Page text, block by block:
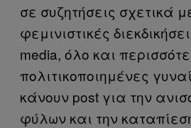
σε συζητήσεις σχετικά
φεμινιστικές
media, όλο και
πολιτικοποιημένες
κάνουν post για την
φύλων και την